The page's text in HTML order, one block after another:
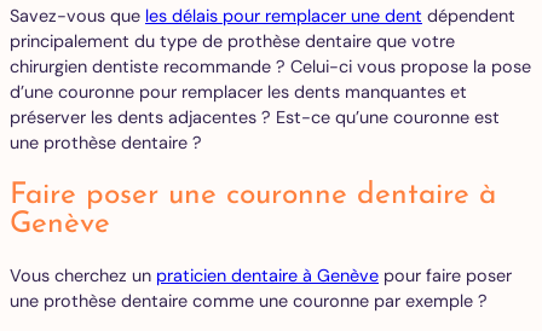
Savez-vous que les délais pour remplacer une dent dépendent
principalement du type de prothèse dentaire que votre
chirurgien dentiste recommande ? Celui-ci vous propose la pose
d’une couronne pour remplacer les dents manquantes et
préserver les dents adjacentes ? Est-ce qu’une couronne est
une prothèse dentaire ?
Faire poser une couronne dentaire à
Genève
Vous cherchez un praticien dentaire à Genève pour faire poser
une prothèse dentaire comme une couronne par exemple ?